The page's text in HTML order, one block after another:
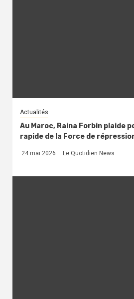
Actualités
Au Maroc, Raina Forbin plaide
rapide de la Force de
24 mai 2026 Le Quotidien News